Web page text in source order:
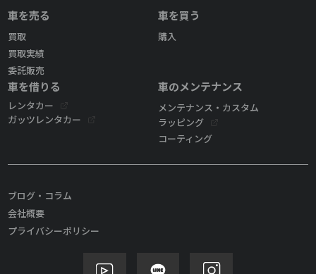
車を売る
買取
買取実績
委託販売
車を買う
購入
車を借りる
レンタカー
ガッツレンタカー
車のメンテナンス
メンテナンス・カスタム
ラッピング
コーティング
ブログ・コラム
会社概要
プライバシーポリシー